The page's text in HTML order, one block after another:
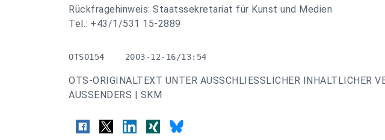
Rückfragehinweis: Staatssekretariat für Kunst und Medien
Tel.: +43/1/531 15-2889
OTS0154    2003-12-16/13:54
OTS-ORIGINALTEXT UNTER AUSSCHLIESSLICHER INHALTLICHER
AUSSENDERS | SKM